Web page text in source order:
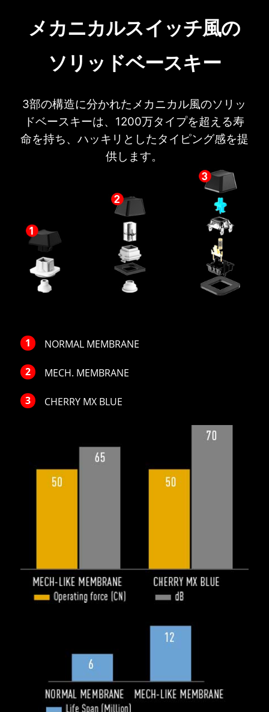
メカニカルスイッチ風の
ソリッドベースキー
3部の構造に分かれたメカニカル風のソリッ
ドベースキーは、1200万タイプを超える寿
命を持ち、ハッキリとしたタイピング感を提
供します。
NORMAL MEMBRANE
MECH. MEMBRANE
CHERRY MX BLUE